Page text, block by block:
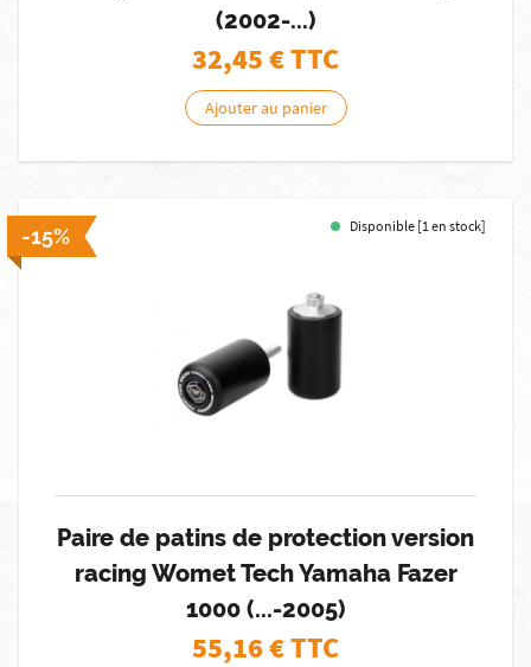
(2002-...)
32,45€ TTC
Ajouter au panier
-15% Disponible [1 en stock]
Paire de patins de protection version
racing Womet Tech Yamaha Fazer
1000 (...-2005)
55,16€ TTC